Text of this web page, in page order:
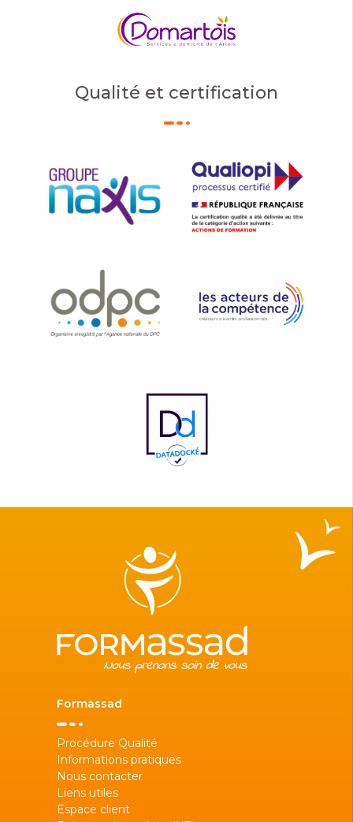
Qualité et certification
Formassad
Procédure Qualité
Informations pratiques
Nous contacter
Liens utiles
Espace client